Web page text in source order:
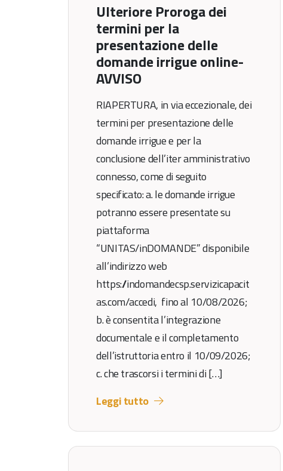
Ulteriore Proroga dei
termini per la
presentazione delle
domande irrigue online-
AVVISO
RIAPERTURA, in via eccezionale, dei
termini per presentazione delle
domande irrigue e per la
conclusione dell’iter amministrativo
connesso, come di seguito
specificato: a. le domande irrigue
potranno essere presentate su
piattaforma
“UNITAS/inDOMANDE” disponibile
all’indirizzo web
https://indomandecsp.servizicapacit
as.com/accedi, fino al 10/08/2026;
b. è consentita l’integrazione
documentale e il completamento
dell’istruttoria entro il 10/09/2026;
c. che trascorsi i termini di […]
Leggi tutto